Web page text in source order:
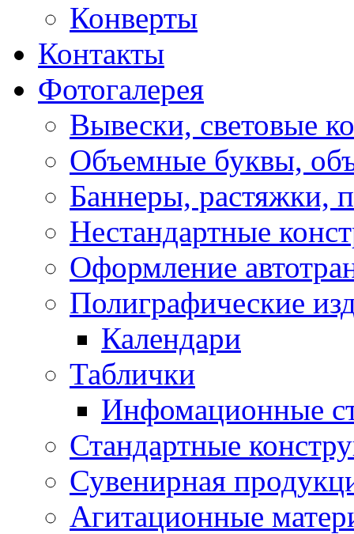
Конверты
Контакты
Фотогалерея
Вывески, световые
Объемные буквы,
Баннеры, растяжки,
Нестандартные
Оформление
Полиграфические
Календари
Таблички
Инфомационные
Стандартные
Сувенирная
Агитационные